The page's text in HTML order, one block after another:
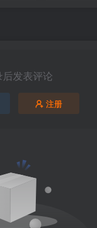
发表评论
注册